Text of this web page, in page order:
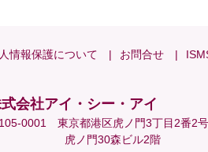
情報保護について お問合せ
会社アイ・シー・アイ
0001 東京都港区虎ノ門3丁目2番2号
虎ノ門30森ビル2階